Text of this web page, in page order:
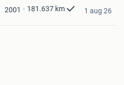
2001 181.637 km 1 aug 26